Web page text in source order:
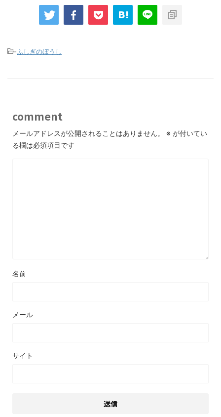
-ふしぎのぼうし
comment
メールアドレスが公開されることはありません。 ※ が付いてい
る欄は必須項目です
名前
メール
サイト